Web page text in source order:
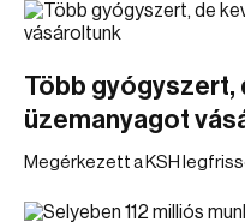
Több gyógyszert,
üzemanyagot
Megérkezett a KSH